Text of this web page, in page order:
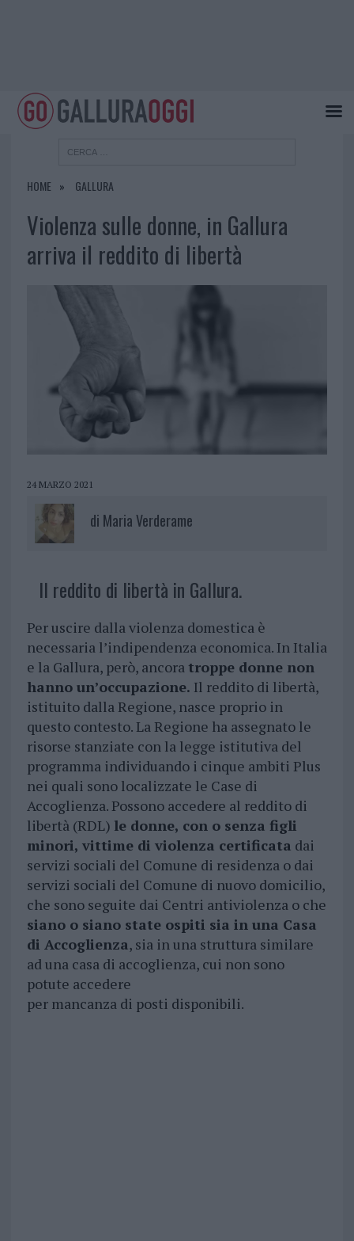
HOME GALLURA
Violenza sulle donne, in Gallura
arriva il reddito di libertà
24 MARZO 2021
di Maria Verderame
Il reddito di libertà in Gallura.
Per uscire dalla violenza domestica è
necessaria l’indipendenza economica. In Italia
e la Gallura, però, ancora troppe donne non
hanno un’occupazione. Il reddito di libertà,
istituito dalla Regione, nasce proprio in
questo contesto. La Regione ha assegnato le
risorse stanziate con la legge istitutiva del
programma individuando i cinque ambiti Plus
nei quali sono localizzate le Case di
Accoglienza. Possono accedere al reddito di
libertà (RDL) le donne, con o senza figli
minori, vittime di violenza certificata dai
servizi sociali del Comune di residenza o dai
servizi sociali del Comune di nuovo domicilio,
che sono seguite dai Centri antiviolenza o che
siano o siano state ospiti sia in una Casa
di Accoglienza, sia in una struttura similare
ad una casa di accoglienza, cui non sono
potute accedere
per mancanza di posti disponibili.